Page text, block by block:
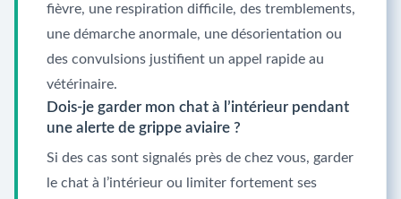
fièvre, une respiration difficile, des tremblements,
une démarche anormale, une désorientation ou
des convulsions justifient un appel rapide au
vétérinaire.
Dois-je garder mon chat à l’intérieur pendant
une alerte de grippe aviaire ?
Si des cas sont signalés près de chez vous, garder
le chat à l’intérieur ou limiter fortement ses